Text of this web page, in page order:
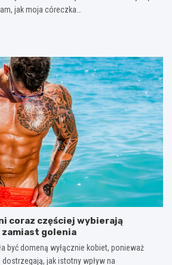
jak moja córeczka…
coraz częściej wybierają
golenia
być domeną wyłącznie kobiet, ponieważ
jak istotny wpływ na